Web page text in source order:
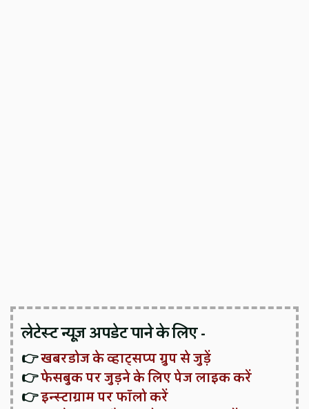
लेटेस्ट न्यूज़ अपडेट पाने के लिए -
👉खबरडोज के व्हाट्सप्प ग्रुप से जुड़ें
👉फेसबुक पर जुड़ने के लिए पेज लाइक करें
👉इन्स्टाग्राम पर फॉलो करें